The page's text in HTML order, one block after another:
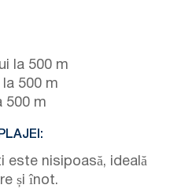
la 500 m
500 m
500 m
este nisipoasă, ideală
și înot.